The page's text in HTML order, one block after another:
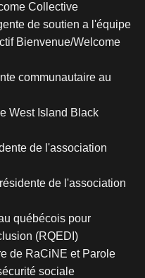
Collective
de soutien a l'équipe
Bienvenue/Welcome
communautaire au
West Island Black
de l'association
de l'association
québécois pour
(RQEDI)
de RaCiNE et Parole
sociale